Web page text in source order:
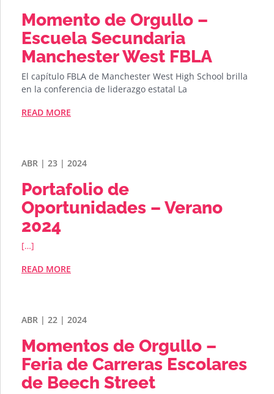
Momento de Orgullo –
Escuela Secundaria
Manchester West FBLA
El capítulo FBLA de Manchester West High School brilla
en la conferencia de liderazgo estatal La
READ MORE
ABR | 23 | 2024
Portafolio de
Oportunidades – Verano
2024
[…]
READ MORE
ABR | 22 | 2024
Momentos de Orgullo –
Feria de Carreras Escolares
de Beech Street